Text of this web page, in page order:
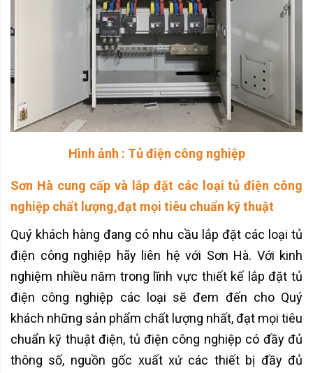
Hình ảnh : Tủ điện công nghiệp
Sơn Hà cung cấp và lắp đặt các loại tủ điện công
nghiệp chất lượng,đạt mọi tiêu chuẩn kỹ thuật
Quý khách hàng đang có nhu cầu lắp đặt các loại tủ
điện công nghiệp hãy liên hệ với Sơn Hà. Với kinh
nghiệm nhiều năm trong lĩnh vực thiết kế lắp đặt tủ
điện công nghiệp các loại sẽ đem đến cho Quý
khách những sản phẩm chất lượng nhất, đạt mọi tiêu
chuẩn kỹ thuật điện, tủ điện công nghiệp có đầy đủ
thông số, nguồn gốc xuất xứ các thiết bị đầy đủ